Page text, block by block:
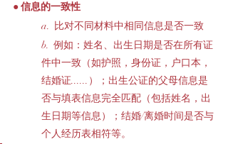
● 信息的一致性
a.  比对不同材料中相同信息是否一致
b.  例如：姓名、出生日期是否在所有证
件中一致（如护照，身份证，户口本，
结婚证......）；出生公证的父母信息是
否与填表信息完全匹配（包括姓名，出
生日期等信息）；结婚/离婚时间是否与
个人经历表相符等。